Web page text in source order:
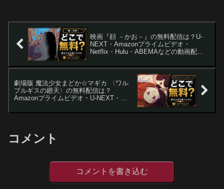
映画『顔 －かお－』の無料配信は？U-
NEXT・Amazonプライムビデオ・
Netflix・Hulu・ABEMAなどの動画配信
ミン・ヨン・サンホ】
劇場版 魔法少女まどか☆マギカ 〈ワル
プルギスの廻天〉の無料配信は？
Amazonプライムビデオ・U-NEXT・
コメント
コメントを書き込む